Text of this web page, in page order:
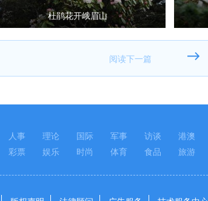
杜鹃花开峨眉山
人事 理论 国际 军事 访谈 港澳
彩票 娱乐 时尚 体育 食品 旅游